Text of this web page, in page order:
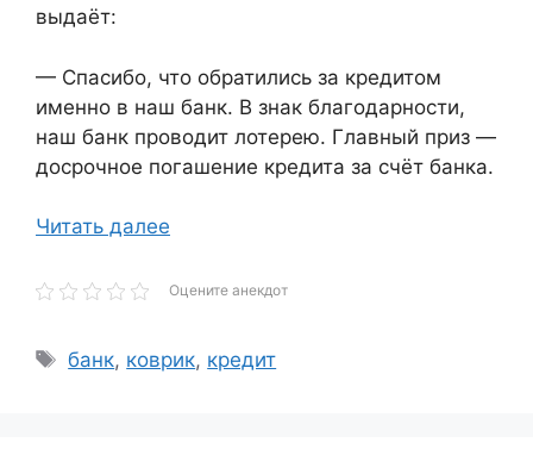
выдаёт:
— Спасибо, что обратились за кредитом
именно в наш банк. В знак благодарности,
наш банк проводит лотерею. Главный приз —
досрочное погашение кредита за счёт банка.
Читать далее
Оцените анекдот
Метки
банк, коврик, кредит